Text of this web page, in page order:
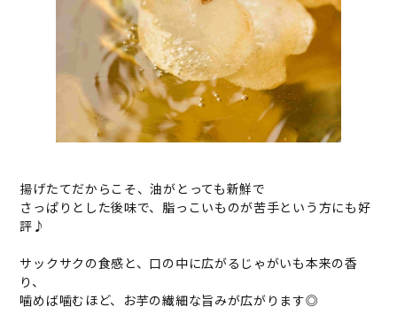
揚げたてだからこそ、油がとっても新鮮で
さっぱりとした後味で、脂っこいものが苦手という方にも好
評♪
サックサクの食感と、口の中に広がるじゃがいも本来の香
り、
噛めば噛むほど、お芋の繊細な旨みが広がります◎